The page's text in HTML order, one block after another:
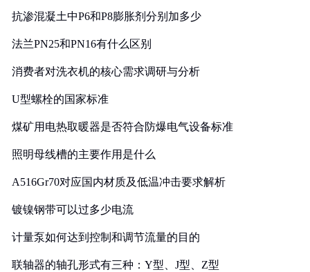
抗渗混凝土中P6和P8膨胀剂分别加多少
法兰PN25和PN16有什么区别
消费者对洗衣机的核心需求调研与分析
U型螺栓的国家标准
煤矿用电热取暖器是否符合防爆电气设备标准
照明母线槽的主要作用是什么
A516Gr70对应国内材质及低温冲击要求解析
镀镍钢带可以过多少电流
计量泵如何达到控制和调节流量的目的
联轴器的轴孔形式有三种：Y型、J型、Z型